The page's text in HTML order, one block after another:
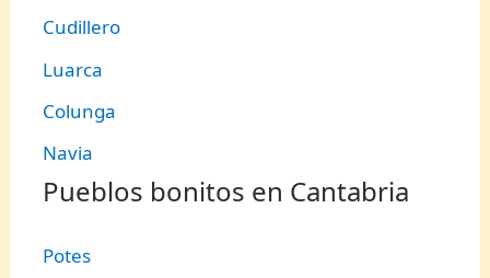
Cudillero
Luarca
Colunga
Navia
Pueblos bonitos en Cantabria
Potes